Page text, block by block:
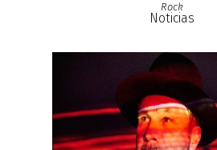
Rock
Noticias